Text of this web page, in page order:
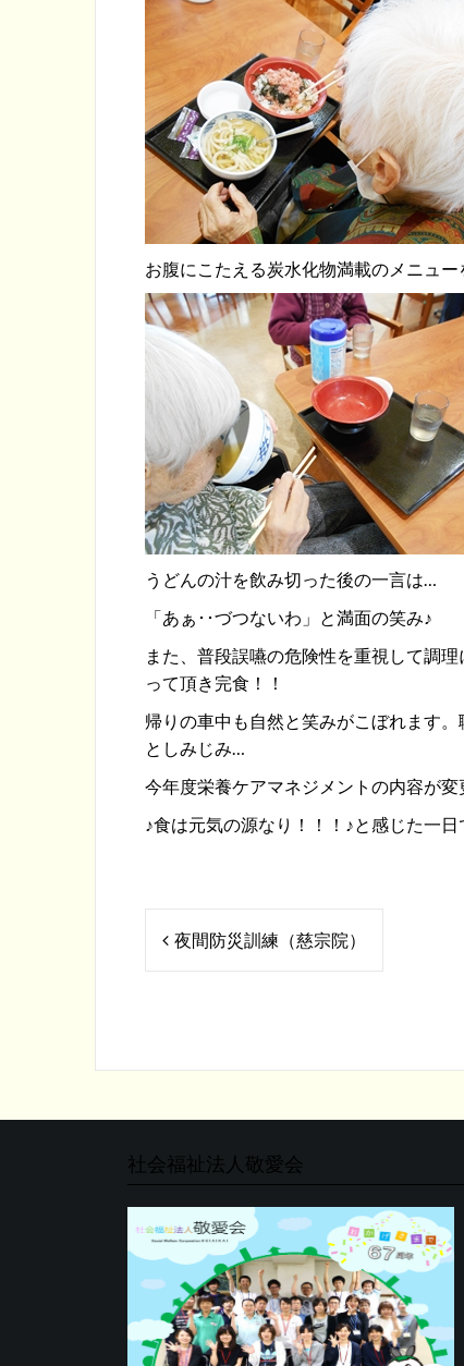
お腹にこたえる炭水化物満載のメニュー
うどんの汁を飲み切った後の一言は…
「あぁ･･づつないわ」と満面の笑み♪
また、普段誤嚥の危険性を重視して調
って頂き完食！！
帰りの車中も自然と笑みがこぼれます
としみじみ…
今年度栄養ケアマネジメントの内容が
♪食は元気の源なり！！！♪と感じた一日
投
稿
ョ
ン
夜間防災訓練（慈宗院）
社会福祉法人敬愛会